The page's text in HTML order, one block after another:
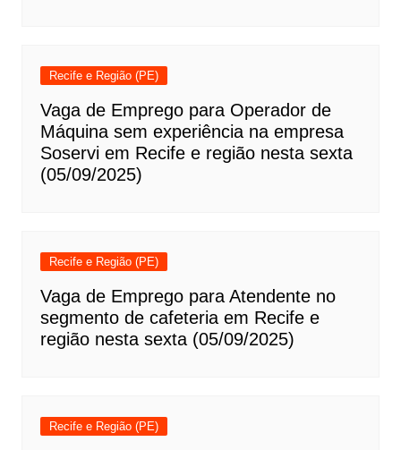
Recife e Região (PE)
Vaga de Emprego para Operador de
Máquina sem experiência na empresa
Soservi em Recife e região nesta sexta
(05/09/2025)
Recife e Região (PE)
Vaga de Emprego para Atendente no
segmento de cafeteria em Recife e
região nesta sexta (05/09/2025)
Recife e Região (PE)